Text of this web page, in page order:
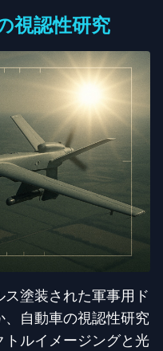
視認性研究
塗装された軍事用ド
自動車の視認性研究
ルイメージングと光